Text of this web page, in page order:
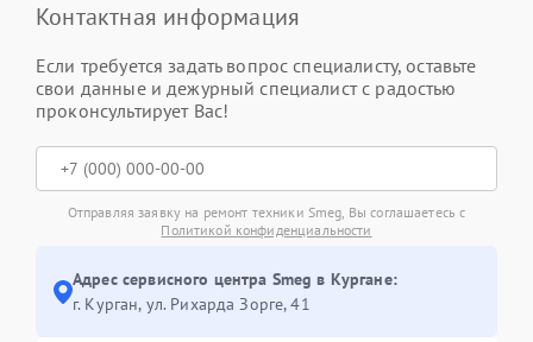
Контактная информация
Если требуется задать вопрос специалисту, оставьте
свои данные и дежурный специалист с радостью
проконсультирует Вас!
Отправляя заявку на ремонт техники Smeg, Вы соглашаетесь с
Политикой конфиденциальности
Адрес сервисного центра Smeg в Кургане:
г. Курган, ул. Рихарда Зорге, 41